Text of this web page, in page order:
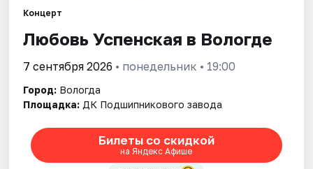
Артисты
Рейтинги
Концерт
Любовь Успенская в Вологде
7 сентября 2026 • понедельник • 19:00
Город: Вологда
Площадка: ДК Подшипникового завода
Билеты со скидкой
на Яндекс Афише